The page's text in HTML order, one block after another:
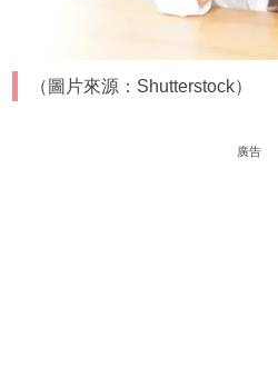
（圖片來源：Shutterstock）
廣告